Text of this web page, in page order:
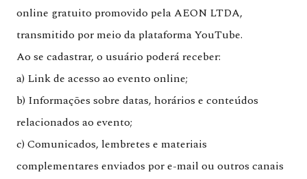
online gratuito promovido pela AEON LTDA,
transmitido por meio da plataforma YouTube.
Ao se cadastrar, o usuário poderá receber:
a) Link de acesso ao evento online;
b) Informações sobre datas, horários e conteúdos
relacionados ao evento;
c) Comunicados, lembretes e materiais
complementares enviados por e-mail ou outros canais